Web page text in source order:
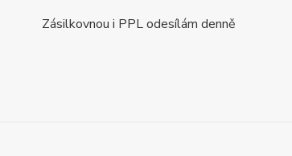
Zásilkovnou i PPL odesílám denně